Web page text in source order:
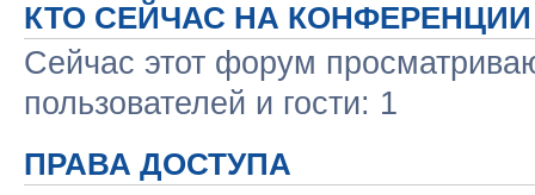
КТО СЕЙЧАС НА КОНФЕРЕНЦИИ
Сейчас этот форум
пользователей и гости: 1
ПРАВА ДОСТУПА